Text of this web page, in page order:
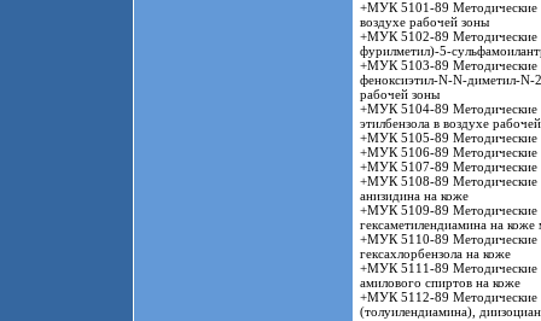
+МУК 5101-89 Методические
воздухе рабочей зоны
+МУК 5102-89 Методические
фурилметил)-5-
+МУК 5103-89 Методические
феноксиэтил-N-N-диметил-N-
рабочей зоны
+МУК 5104-89 Методические
этилбензола в воздухе
+МУК 5105-89 Методические
+МУК 5106-89 Методические
+МУК 5107-89 Методические
+МУК 5108-89 Методические
анизидина на коже
+МУК 5109-89 Методические
гексаметилендиамина на
+МУК 5110-89 Методические
гексахлорбензола на коже
+МУК 5111-89 Методические
амилового спиртов на коже
+МУК 5112-89 Методические
(толуилендиамина),